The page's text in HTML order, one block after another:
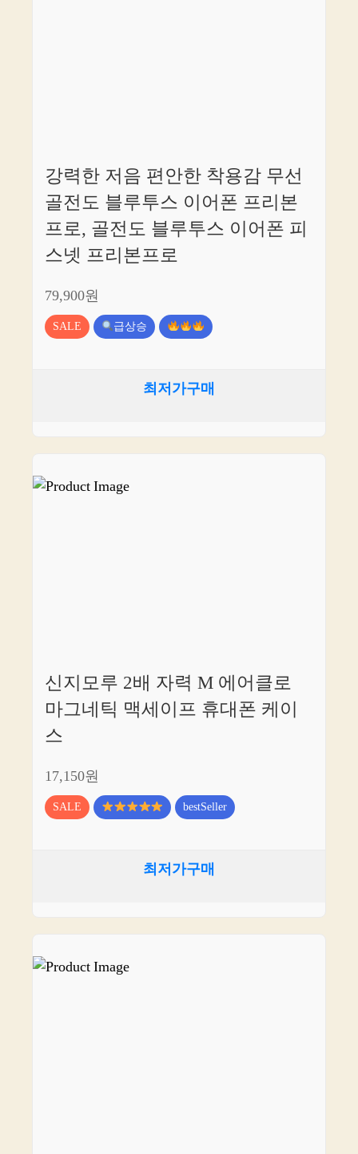
강력한 저음 편안한 착용감 무선
골전도 블루투스 이어폰 프리본
프로, 골전도 블루투스 이어폰 피
스넷 프리본프로
79,900원
SALE 급상승
최저가구매
신지모루 2배 자력 M 에어클로
마그네틱 맥세이프 휴대폰 케이
스
17,150원
SALE bestSeller
최저가구매